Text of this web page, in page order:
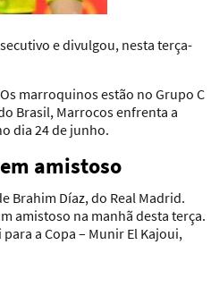
e divulgou, nesta terça-
marroquinos estão no Grupo C
Brasil, Marrocos enfrenta a
dia 24 de junho.
amistoso
Brahim Díaz, do Real Madrid.
amistoso na manhã desta terça.
a Copa – Munir El Kajoui,